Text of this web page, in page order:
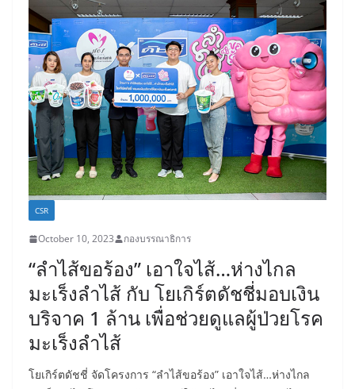
CSR
October 10, 2023 กองบรรณาธิการ
“ลำไส้ขอร้อง” เอาใจไส้…ห่างไกล
มะเร็งลำไส้ กับ โยเกิร์ตดัชชี่มอบเงิน
บริจาค 1 ล้าน เพื่อช่วยดูแลผู้ป่วยโรค
มะเร็งลำไส้
โยเกิร์ตดัชชี่ จัดโครงการ “ลำไส้ขอร้อง” เอาใจไส้…ห่างไกล